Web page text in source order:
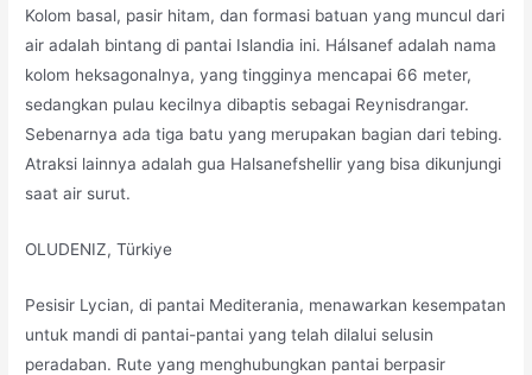
Kolom basal, pasir hitam, dan formasi batuan yang muncul dari
air adalah bintang di pantai Islandia ini. Hálsanef adalah nama
kolom heksagonalnya, yang tingginya mencapai 66 meter,
sedangkan pulau kecilnya dibaptis sebagai Reynisdrangar.
Sebenarnya ada tiga batu yang merupakan bagian dari tebing.
Atraksi lainnya adalah gua Halsanefshellir yang bisa dikunjungi
saat air surut.
OLUDENIZ, Türkiye
Pesisir Lycian, di pantai Mediterania, menawarkan kesempatan
untuk mandi di pantai-pantai yang telah dilalui selusin
peradaban. Rute yang menghubungkan pantai berpasir